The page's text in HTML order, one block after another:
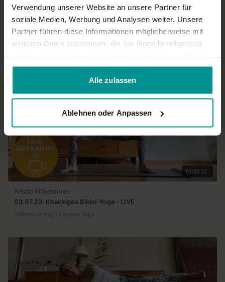
Verwendung unserer Website an unsere Partner für
soziale Medien, Werbung und Analysen weiter. Unsere
Partner führen diese Informationen möglicherweise mit
weiteren Daten zusammen, die Sie ihnen bereitgestellt
gesammelt haben.
Alle zulassen
Ablehnen oder Anpassen
Mehr laden
Ähnliche Videos
01:00:12
Kristin Rübesamen
03.07.23: Knackiges Bikini-Yoga - LIVE
Mittelstufe-Yogi | Vinyasa Yoga